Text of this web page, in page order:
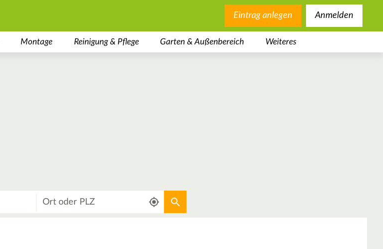
Eintrag anlegen Anmelden
Montage Reinigung & Pflege Garten & Außenbereich Weiteres
Aktuellen Standort verwenden